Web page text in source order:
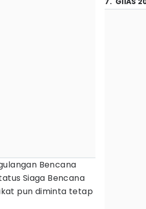
Bencana
Siaga Bencana
pun diminta tetap